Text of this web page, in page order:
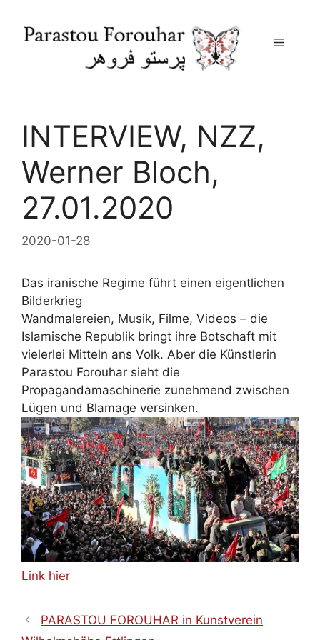
Menu
INTERVIEW, NZZ,
Werner Bloch,
27.01.2020
2020-01-28
Das iranische Regime führt einen eigentlichen
Bilderkrieg
Wandmalereien, Musik, Filme, Videos – die
Islamische Republik bringt ihre Botschaft mit
vielerlei Mitteln ans Volk. Aber die Künstlerin
Parastou Forouhar sieht die
Propagandamaschinerie zunehmend zwischen
Lügen und Blamage versinken.
Link hier
PARASTOU FOROUHAR in Kunstverein